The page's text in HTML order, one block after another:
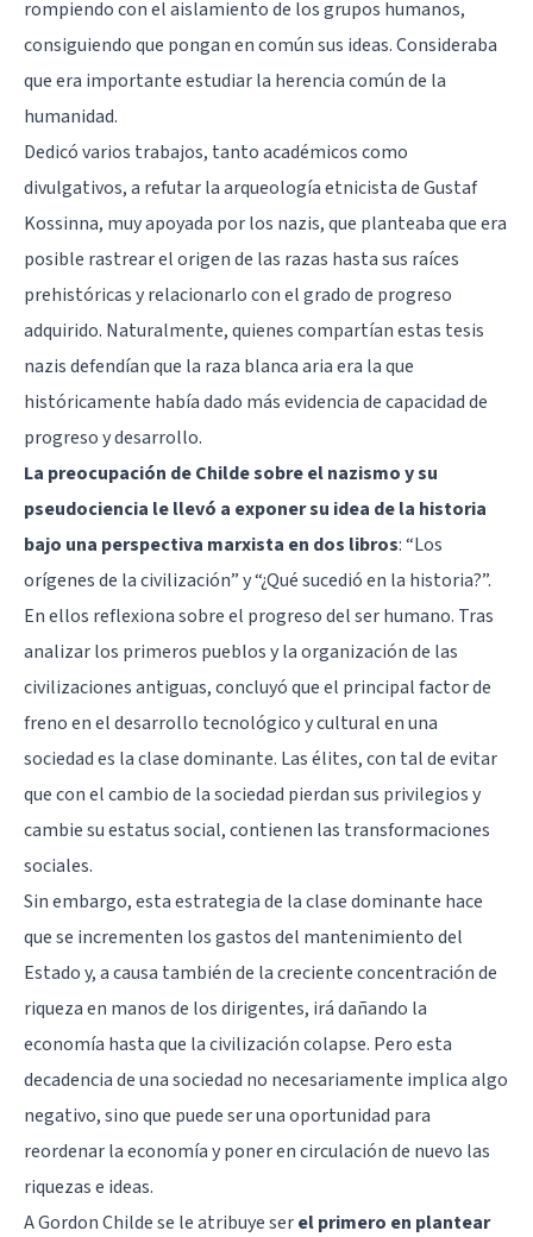
rompiendo con el aislamiento de los grupos humanos,
consiguiendo que pongan en común sus ideas. Consideraba
que era importante estudiar la herencia común de la
humanidad.
Dedicó varios trabajos, tanto académicos como
divulgativos, a refutar la arqueología etnicista de Gustaf
Kossinna, muy apoyada por los nazis, que planteaba que era
posible rastrear el origen de las razas hasta sus raíces
prehistóricas y relacionarlo con el grado de progreso
adquirido. Naturalmente, quienes compartían estas tesis
nazis defendían que la raza blanca aria era la que
históricamente había dado más evidencia de capacidad de
progreso y desarrollo.
La preocupación de Childe sobre el nazismo y su
pseudociencia le llevó a exponer su idea de la historia
bajo una perspectiva marxista en dos libros: “Los
orígenes de la civilización” y “¿Qué sucedió en la historia?”.
En ellos reflexiona sobre el progreso del ser humano. Tras
analizar los primeros pueblos y la organización de las
civilizaciones antiguas, concluyó que el principal factor de
freno en el desarrollo tecnológico y cultural en una
sociedad es la clase dominante. Las élites, con tal de evitar
que con el cambio de la sociedad pierdan sus privilegios y
cambie su estatus social, contienen las transformaciones
sociales.
Sin embargo, esta estrategia de la clase dominante hace
que se incrementen los gastos del mantenimiento del
Estado y, a causa también de la creciente concentración de
riqueza en manos de los dirigentes, irá dañando la
economía hasta que la civilización colapse. Pero esta
decadencia de una sociedad no necesariamente implica algo
negativo, sino que puede ser una oportunidad para
reordenar la economía y poner en circulación de nuevo las
riquezas e ideas.
A Gordon Childe se le atribuye serel primero en plantear